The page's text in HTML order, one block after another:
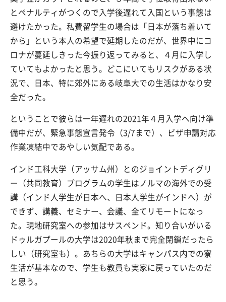
とペナルティがつくので入学後遅れて入国という事態は
避けたかった。私費留学生の場合は「日本が落ち着いて
から」という本人の希望で延期したのだが、世界中にコ
ロナが蔓延しきった今振り返ってみると、４月に入学し
ていてもよかったと思う。どこにいてもリスクがある状
況で、日本、特に郊外にある岐阜大での生活はかなり安
全だった。
ということで彼らは一年遅れの2021年４月入学へ向け準
備中だが、緊急事態宣言発令（3/7まで）、ビザ申請対応
作業凍結中であやしい気配である。
インド工科大学（アッサム州）とのジョイントディグリ
ー（共同教育）プログラムの学生はノルマの海外での受
講（インド人学生が日本へ、日本人学生がインドへ）が
できず、講義、セミナー、会議、全てリモートになっ
た。現地研究室への参加はサスペンド。知り合いがいる
ドゥルガプールの大学は2020年秋まで完全閉鎖だったら
しい（研究室も）。あちらの大学はキャンパス内での寮
生活が基本なので、学生も教員も実家に戻っていたのだ
と思う。